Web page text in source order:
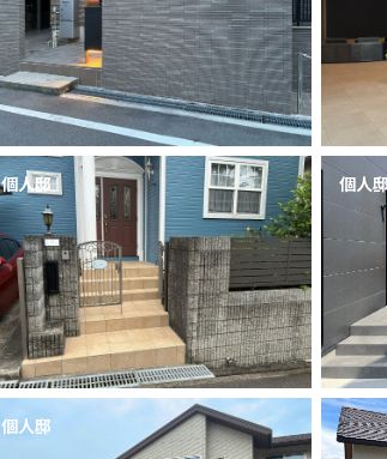
個人邸 個人
個人邸